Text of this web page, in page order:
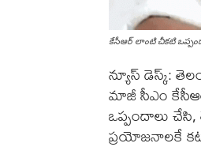
కేసీఆర్ లాంటి చీకటి
న్యూస్ డెస్క్:
మాజీ సీఎం
ఒప్పందాలు చేసి,
ప్రయోజనాలకే